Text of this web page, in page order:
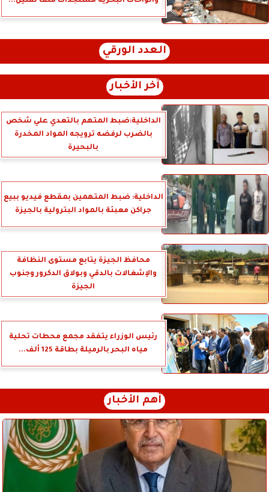
العدد الورقي
آخر الأخبار
الداخلية:ضبط المتهم بالتعدي علي شخص
بالضرب لرفضه ترويجه المواد المخدرة
بالبحيرة
الداخلية: ضبط المتهمين بمقطع فيديو ببيع
جراكن معبئة بالمواد البترولية بالجيزة
محافظ الجيزة يتابع مستوى النظافة
والإشغالات بالدقي وبولاق الدكرور وجنوب
الجيزة
رئيس الوزراء يتفقد مجمع محطات تحلية
مياه البحر بالرميلة بطاقة 125 ألف...
أهم الأخبار